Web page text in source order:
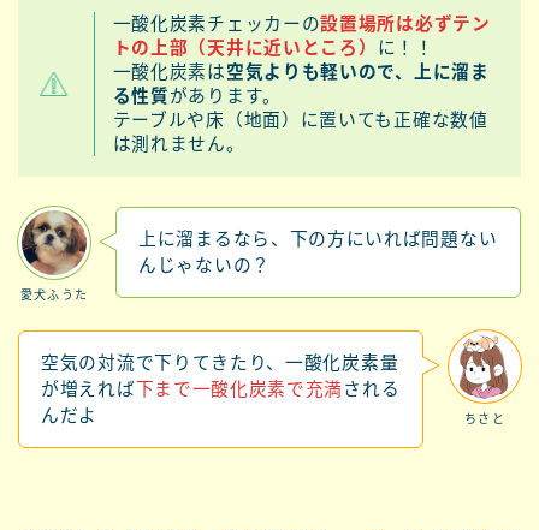
一酸化炭素チェッカーの設置場所は必ずテン
トの上部（天井に近いところ） に！！
一酸化炭素は空気よりも軽いので、上に溜ま
る性質があります。
テーブルや床（地面）に置いても正確な数値
は測れません。
愛犬ふうた
上に溜まるなら、下の方にいれば問題ない
んじゃないの？
ちさと
空気の対流で下りてきたり、一酸化炭素量
が増えれば 下まで一酸化炭素で充満 される
んだよ